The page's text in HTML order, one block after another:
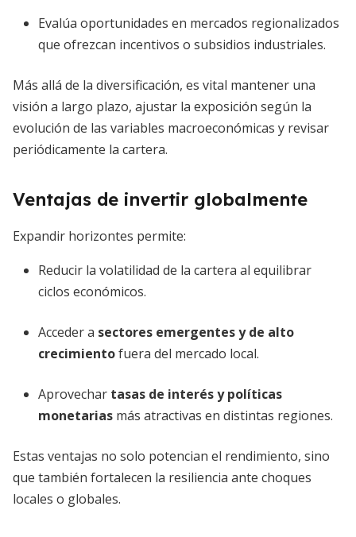
Evalúa oportunidades en mercados regionalizados
que ofrezcan incentivos o subsidios industriales.
Más allá de la diversificación, es vital mantener una
visión a largo plazo, ajustar la exposición según la
evolución de las variables macroeconómicas y revisar
periódicamente la cartera.
Ventajas de invertir globalmente
Expandir horizontes permite:
Reducir la volatilidad de la cartera al equilibrar
ciclos económicos.
Acceder a sectores emergentes y de alto
crecimientofuera del mercado local.
Aprovechar tasas de interés y políticas
monetarias más atractivas en distintas regiones.
Estas ventajas no solo potencian el rendimiento, sino
que también fortalecen la resiliencia ante choques
locales o globales.